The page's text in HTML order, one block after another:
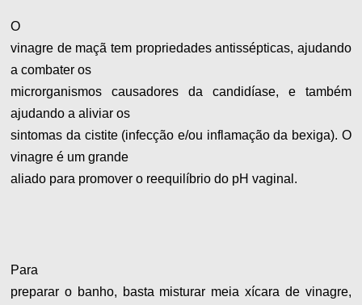
O
vinagre de maçã tem propriedades antissépticas, ajudando
a combater os
microrganismos causadores da candidíase, e também
ajudando a aliviar os
sintomas da cistite (infecção e/ou inflamação da bexiga). O
vinagre é um grande
aliado para promover o reequilíbrio do pH vaginal.
Para
preparar o banho, basta misturar meia xícara de vinagre,